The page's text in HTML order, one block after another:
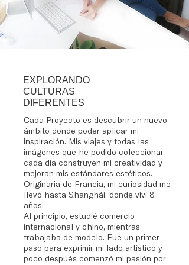
EXPLORANDO
CULTURAS
DIFERENTES
Cada Proyecto es descubrir un nuevo
ámbito donde poder aplicar mi
inspiración. Mis viajes y todas las
imágenes que he podido coleccionar
cada día construyen mi creatividad y
mejoran mis estándares estéticos.
Originaria de Francia, mi curiosidad me
llevó hasta Shanghái, donde viví 8
años.
Al principio, estudié comercio
internacional y chino, mientras
trabajaba de modelo. Fue un primer
paso para exprimir mi lado artístico y
poco después comenzó mi pasión por